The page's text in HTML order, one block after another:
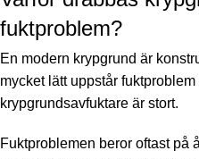
fuktproblem?
En modern krypgrund är
mycket lätt uppstår
krypgrundsavfuktare är stort.
Fuktproblemen beror oftast på